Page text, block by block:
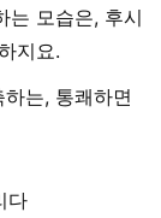
는 모습은, 후시
지요.
는, 통쾌하면
다